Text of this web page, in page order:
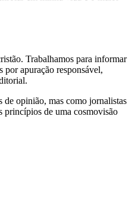
Trabalhamos para informar
por apuração responsável,
opinião, mas como jornalistas
princípios de uma cosmovisão